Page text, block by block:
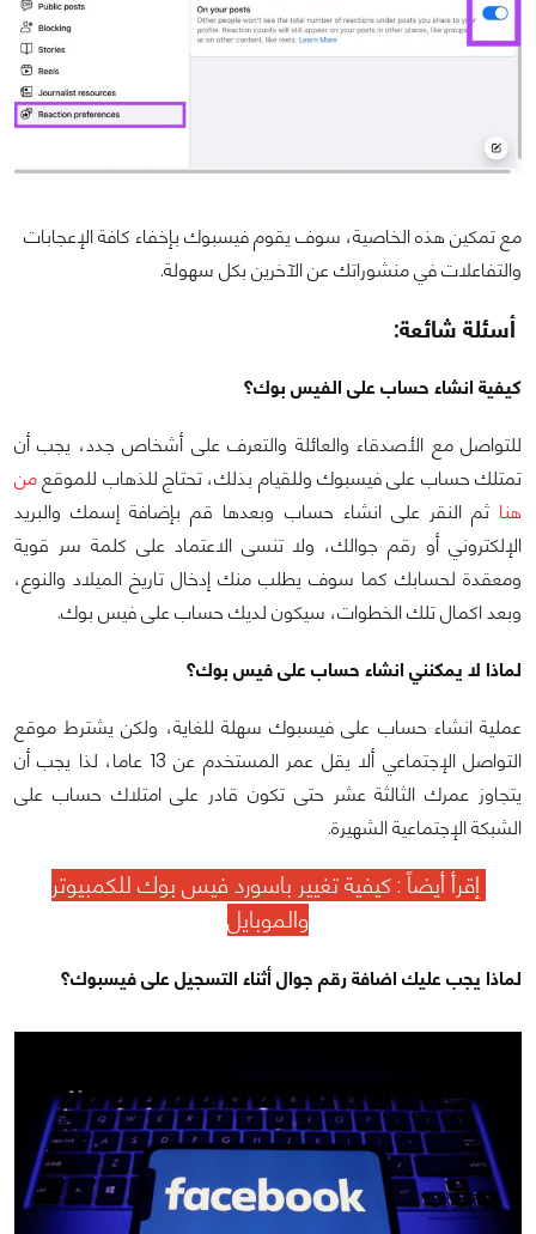
مع تمكين هذه الخاصية، سوف يقوم فيسبوك بإخفاء كافة الإعجابات
والتفاعلات في منشوراتك عن الآخرين بكل سهولة.
أسئلة شائعة:
كيفية انشاء حساب على الفيس بوك؟
للتواصل مع الأصدقاء والعائلة والتعرف على أشخاص جدد، يجب أن
تمتلك حساب على فيسبوك وللقيام بذلك، تحتاج للذهاب للموقع من
هنا ثم النقر على انشاء حساب وبعدها قم بإضافة إسمك والبريد
الإلكتروني أو رقم جوالك، ولا تنسى الاعتماد على كلمة سر قوية
ومعقدة لحسابك كما سوف يطلب منك إدخال تاريخ الميلاد والنوع،
وبعد اكمال تلك الخطوات، سيكون لديك حساب على فيس بوك.
لماذا لا يمكنني انشاء حساب على فيس بوك؟
عملية انشاء حساب على فيسبوك سهلة للغاية، ولكن يشترط موقع
التواصل الإجتماعي ألا يقل عمر المستخدم عن 13 عاما، لذا يجب أن
يتجاوز عمرك الثالثة عشر حتى تكون قادر على امتلاك حساب على
الشبكة الإجتماعية الشهيرة.
إقرأ أيضاً :كيفية تغيير باسورد فيس بوك للكمبيوتر
والموبايل
لماذا يجب عليك اضافة رقم جوال أثناء التسجيل على فيسبوك؟